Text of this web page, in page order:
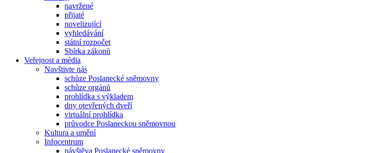
navržené
přijaté
novelizující
vyhledávání
státní rozpočet
Sbírka zákonů
Veřejnost a média
Navštivte nás
schůze Poslanecké sněmovny
schůze orgánů
prohlídka s výkladem
dny otevřených dveří
virtuální prohlídka
průvodce Poslaneckou sněmovnou
Kultura a umění
Infocentrum
návštěva Poslanecké sněmovny